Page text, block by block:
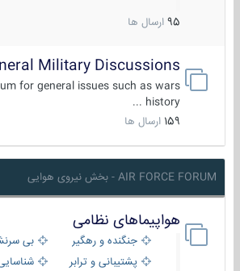
95 ارسال ها
Military Discussions
for general issues such as wars
history ...
159 ارسال ها
AIR FORCE FORUM - بخش نیروی هوایی
هواپیماهای نظامی
جنگنده و رهگیر
بی
پشتیبانی و ترابری
شناسایی